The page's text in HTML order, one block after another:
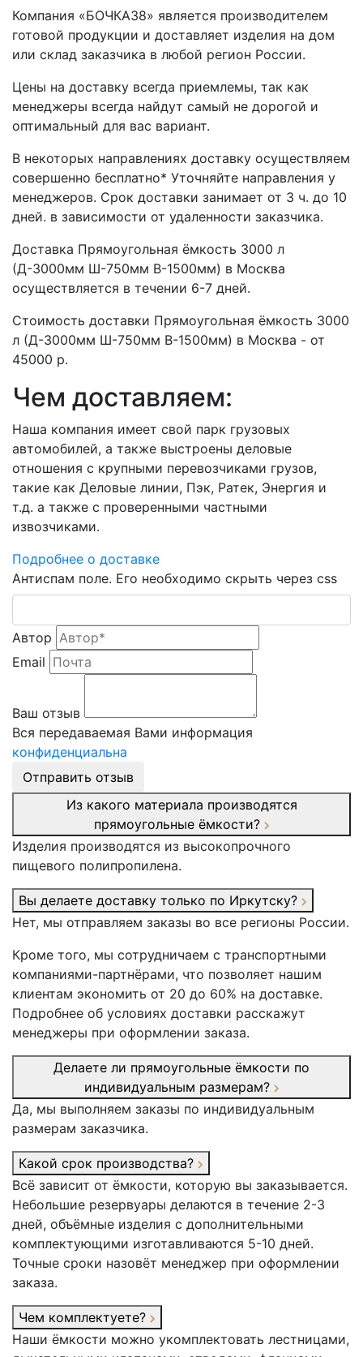
Компания «БОЧКА38» является производителем
готовой продукции и доставляет изделия на дом
или склад заказчика в любой регион России.
Цены на доставку всегда приемлемы, так как
менеджеры всегда найдут самый не дорогой и
оптимальный для вас вариант.
В некоторых направлениях доставку осуществляем
совершенно бесплатно* Уточняйте направления у
менеджеров. Срок доставки занимает от 3 ч. до 10
дней. в зависимости от удаленности заказчика.
Доставка Прямоугольная ёмкость 3000 л
(Д-3000мм Ш-750мм В-1500мм) в Москва
осуществляется в течении 6-7 дней.
Стоимость доставки Прямоугольная ёмкость 3000
л (Д-3000мм Ш-750мм В-1500мм) в Москва - от
45000 р.
Чем доставляем:
Наша компания имеет свой парк грузовых
автомобилей, а также выстроены деловые
отношения с крупными перевозчиками грузов,
такие как Деловые линии, Пэк, Ратек, Энергия и
т.д. а также с проверенными частными
извозчиками.
Подробнее о доставке
Антиспам поле. Его необходимо скрыть через css
Автор
Email
Ваш отзыв
Вся передаваемая Вами информация
конфиденциальна
Отправить отзыв
Из какого материала производятся
прямоугольные ёмкости?
Изделия производятся из высокопрочного
пищевого полипропилена.
Вы делаете доставку только по Иркутску?
Нет, мы отправляем заказы во все регионы России.
Кроме того, мы сотрудничаем с транспортными
компаниями-партнёрами, что позволяет нашим
клиентам экономить от 20 до 60% на доставке.
Подробнее об условиях доставки расскажут
менеджеры при оформлении заказа.
Делаете ли прямоугольные ёмкости по
индивидуальным размерам?
Да, мы выполняем заказы по индивидуальным
размерам заказчика.
Какой срок производства?
Всё зависит от ёмкости, которую вы заказывается.
Небольшие резервуары делаются в течение 2-3
дней, объёмные изделия с дополнительными
комплектующими изготавливаются 5-10 дней.
Точные сроки назовёт менеджер при оформлении
заказа.
Чем комплектуете?
Наши ёмкости можно укомплектовать лестницами,